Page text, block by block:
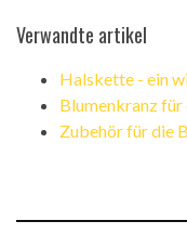
Verwandte artikel
Halskette - ein
Blumenkranz
Zubehör für die